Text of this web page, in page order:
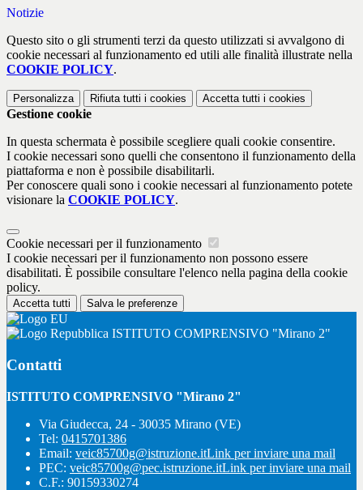
Notizie
Questo sito o gli strumenti terzi da questo utilizzati si avvalgono di
cookie necessari al funzionamento ed utili alle finalità illustrate nella
COOKIE POLICY.
Personalizza Rifiuta tutti i cookies Accetta tutti i cookies
Gestione cookie
In questa schermata è possibile scegliere quali cookie consentire.
I cookie necessari sono quelli che consentono il funzionamento della
piattaforma e non è possibile disabilitarli.
Per conoscere quali sono i cookie necessari al funzionamento potete
visionare la COOKIE POLICY.
Cookie necessari per il funzionamento
I cookie necessari per il funzionamento non possono essere
disabilitati. È possibile consultare l'elenco nella pagina della cookie
policy.
Accetta tutti Salva le preferenze
ISTITUTO COMPRENSIVO "Mirano 2"
Contatti
ISTITUTO COMPRENSIVO "Mirano 2"
Via Giudecca, 24 - 30035 Mirano (VE)
Tel: 0415701386
Email: veic85700g@istruzione.itLink per inviare una mail
PEC: veic85700g@pec.istruzione.itLink per inviare una mail
C.F.: 90159330274